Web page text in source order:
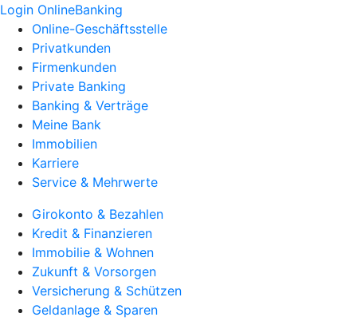
Login OnlineBanking
Online-Geschäftsstelle
Privatkunden
Firmenkunden
Private Banking
Banking & Verträge
Meine Bank
Immobilien
Karriere
Service & Mehrwerte
Girokonto & Bezahlen
Kredit & Finanzieren
Immobilie & Wohnen
Zukunft & Vorsorgen
Versicherung & Schützen
Geldanlage & Sparen